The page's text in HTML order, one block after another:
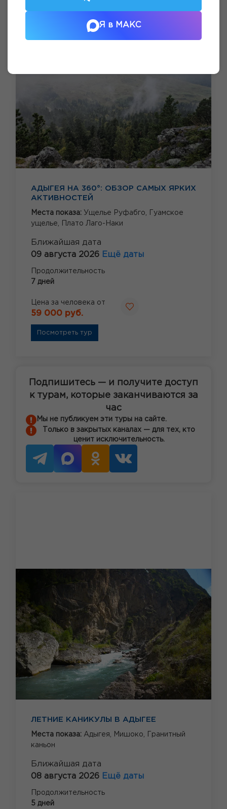
АДЫГЕЯ НА 360°: ОБЗОР САМЫХ ЯРКИХ
АКТИВНОСТЕЙ
Места показа: Ущелье Руфабго,
Гуамское
ущелье,
Плато Лаго-Наки
Ближайшая дата
09 августа 2026 Ещё даты
Продолжительность
7 дней
Цена за человека от
59 000 руб.
Посмотреть тур
Подпишитесь — и получите доступ
к турам, которые заканчиваются за
час
Мы не публикуем эти туры на сайте.
Только в закрытых каналах — для тех, кто
ценит исключительность.
ЛЕТНИЕ КАНИКУЛЫ В АДЫГЕЕ
Места показа: Адыгея, Мишоко,
Гранитный
каньон
Ближайшая дата
08 августа 2026 Ещё даты
Продолжительность
5 дней
Я в МАКС